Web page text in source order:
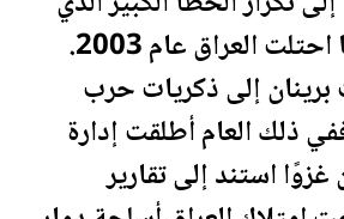
احتلتالعراقعام 2003.
إلى ذكريات حرب
ذلك العام أطلقت إدارة
استند إلى تقارير